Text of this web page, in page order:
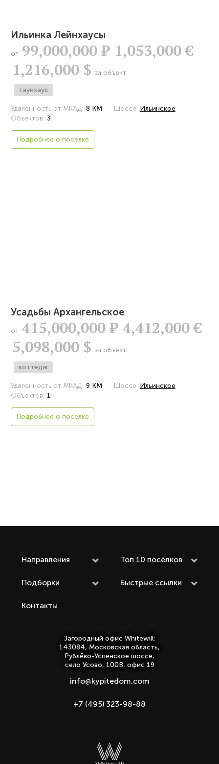
Ильинка Лейнхаусы
от 99,000,000Р 1,053,000 €
1,216,000 $ за объект
таунхаус
Удаленность от МКАД: 8 КМ Шоссе: Ильинское
Объектов: 3
Подробнее о посёлке
Усадьбы Архангельское
от 415,000,000Р 4,412,000 €
5,098,000 $ за объект
коттедж
Удаленность от МКАД: 9 КМ Шоссе: Ильинское
Объектов: 1
Подробнее о посёлке
Направления Топ 10 посёлков
Подборки Быстрые ссылки
Контакты
Загородный офис Whitewill:
143084, Московская область,
Рублёво-Успенское шоссе,
село Усово, 100В, офис 19
info@kypitedom.com
+7 (495) 323-98-88